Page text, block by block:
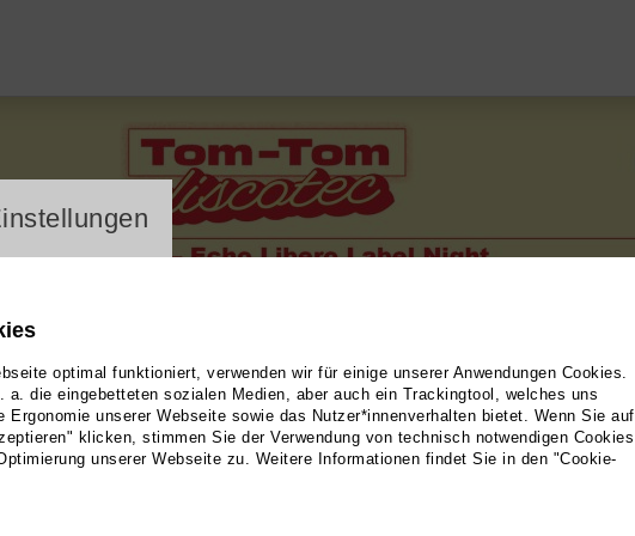
optimal funktioniert, verwenden wir für einige unserer Anwendungen Cookies.
a. die eingebetteten sozialen Medien, aber auch ein Trackingtool, welches uns
Ergonomie unserer Webseite sowie das Nutzer*innenverhalten bietet. Wenn Sie auf
klicken, stimmen Sie der Verwendung von technisch notwendigen Cookies
unserer Webseite zu. Weitere Informationen findet Sie in den "Cookie-